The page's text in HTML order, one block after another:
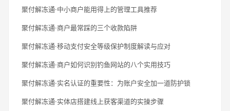
聚付解冻通·中小商户能用得上的管理工具推荐
聚付解冻通·商户最常踩的三个收款陷阱
聚付解冻通·移动支付安全等级保护制度解读与应对
聚付解冻通·商户如何识别钓鱼网站的八个实用技巧
聚付解冻通·实名认证的重要性：为账户安全加一道防护锁
聚付解冻通·实体店搭建线上获客渠道的实操步骤